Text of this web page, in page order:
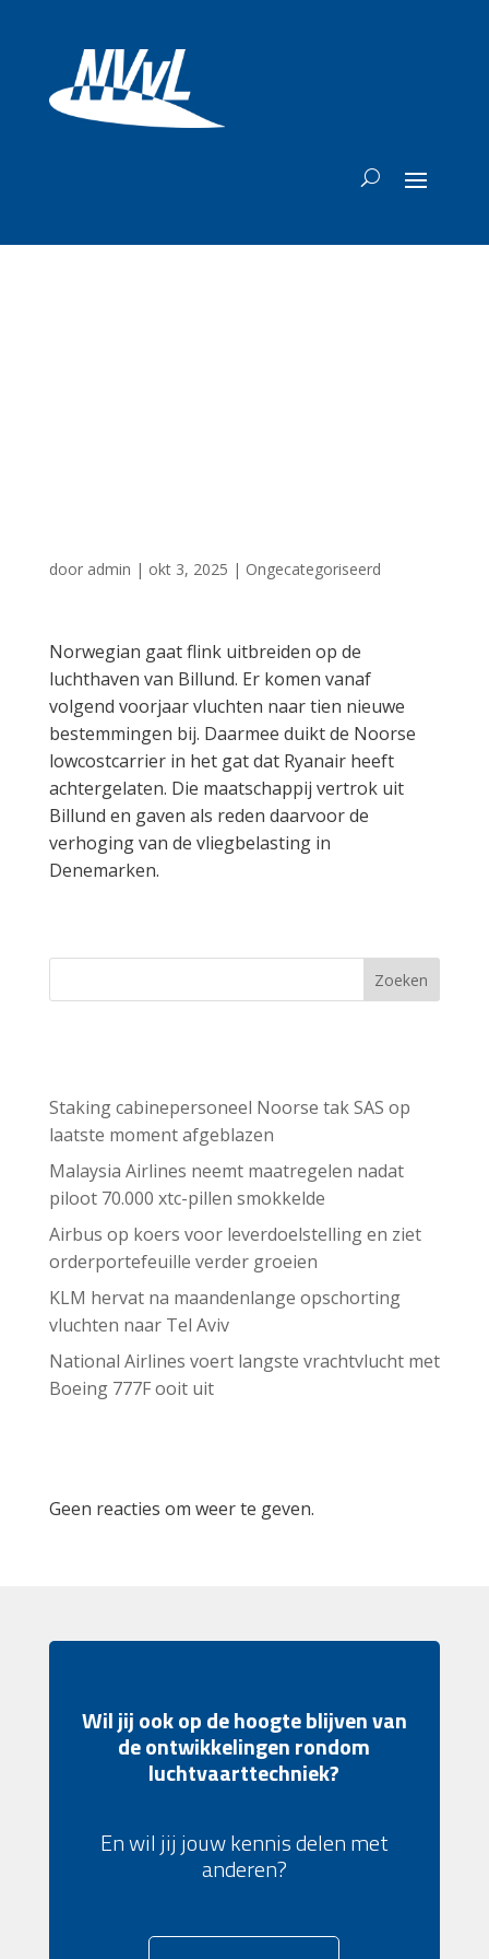
door admin | okt 3, 2025 | Ongecategoriseerd
Norwegian gaat flink uitbreiden op de
luchthaven van Billund. Er komen vanaf
volgend voorjaar vluchten naar tien nieuwe
bestemmingen bij. Daarmee duikt de Noorse
lowcostcarrier in het gat dat Ryanair heeft
achtergelaten. Die maatschappij vertrok uit
Billund en gaven als reden daarvoor de
verhoging van de vliegbelasting in
Denemarken.
Zoeken
Staking cabinepersoneel Noorse tak SAS op
laatste moment afgeblazen
Malaysia Airlines neemt maatregelen nadat
piloot 70.000 xtc-pillen smokkelde
Airbus op koers voor leverdoelstelling en ziet
orderportefeuille verder groeien
KLM hervat na maandenlange opschorting
vluchten naar Tel Aviv
National Airlines voert langste vrachtvlucht met
Boeing 777F ooit uit
Geen reacties om weer te geven.
Wil jij ook op de hoogte blijven van
de ontwikkelingen rondom
luchtvaarttechniek?
En wil jij jouw kennis delen met
anderen?